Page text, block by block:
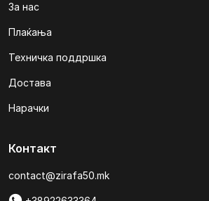
За нас
Плаќања
Техничка поддршка
Достава
Нарачки
Контакт
contact@zirafa50.mk